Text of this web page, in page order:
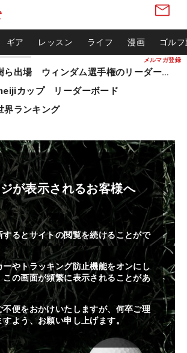
メルマガ登録
ギア レッスン ライフ 漫画 ゴル
松山英樹ら出場 ウィンダム選手権のリーダーボード
カップ リーダーボード
界ランキング
が表示されるお客様へ
するとサイトの閲覧を続けることがで
ーやトラッキング防止機能をオンにし
この画面が頻繁に表示されることがあ
不便をおかけいたしますが、何卒ご理
すよう、お願い申し上げます。